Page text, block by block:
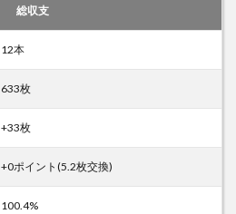
総収支
12本
633枚
+33枚
+0ポイント(5.2枚交換)
100.4%